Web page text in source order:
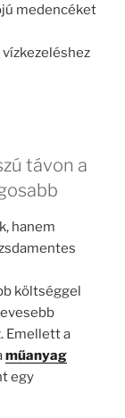
medencéket
távon a
hanem
költséggel
Emellett a
műanyag
egy